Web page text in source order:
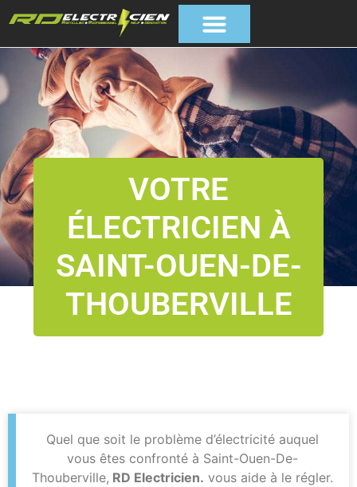
VOTRE
ÉLECTRICIEN À
SAINT-OUEN-DE-
THOUBERVILLE
Quel que soit le problème d’électricité auquel
vous êtes confronté à Saint-Ouen-De-
Thouberville, RD Electricien. vous aide à le régler.